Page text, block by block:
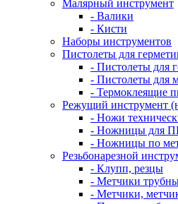
Малярный инструмент
- Валики
- Кисти
Наборы инструментов
Пистолеты для
- Пистолеты для
- Пистолеты для
- Термоклеящие
Режущий инструмент
- Ножи
- Ножницы для
- Ножницы по
Резьбонарезной
- Клупп, резцы
- Метчики
- Метчики,